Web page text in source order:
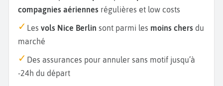
compagnies aériennes régulières et low costs
Les vols Nice Berlin sont parmi les moins chers du
marché
Des assurances pour annuler sans motif jusqu’à
-24h du départ